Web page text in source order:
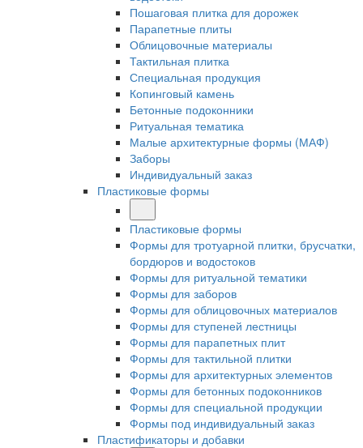
Пошаговая плитка для дорожек
Парапетные плиты
Облицовочные материалы
Тактильная плитка
Специальная продукция
Копинговый камень
Бетонные подоконники
Ритуальная тематика
Малые архитектурные формы (МАФ)
Заборы
Индивидуальный заказ
Пластиковые формы
Пластиковые формы
Формы для тротуарной плитки, брусчатки,
бордюров и водостоков
Формы для ритуальной тематики
Формы для заборов
Формы для облицовочных материалов
Формы для ступеней лестницы
Формы для парапетных плит
Формы для тактильной плитки
Формы для архитектурных элементов
Формы для бетонных подоконников
Формы для специальной продукции
Формы под индивидуальный заказ
Пластификаторы и добавки